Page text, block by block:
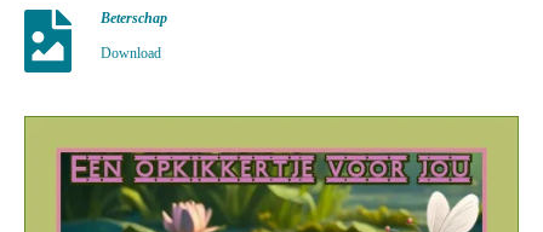
Beterschap
Download